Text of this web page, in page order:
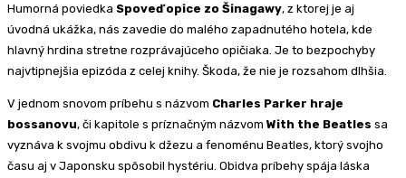
Humorná poviedka Spoveď opice zo Šinagawy, z ktorej je aj
úvodná ukážka, nás zavedie do malého zapadnutého hotela, kde
hlavný hrdina stretne rozprávajúceho opičiaka. Je to bezpochyby
najvtipnejšia epizóda z celej knihy. Škoda, že nie je rozsahom dlhšia.
V jednom snovom príbehu s názvom Charles Parker hraje
bossanovu, či kapitole s príznačným názvom With the Beatles sa
vyznáva k svojmu obdivu k džezu a fenoménu Beatles, ktorý svojho
času aj v Japonsku spôsobil hystériu. Obidva príbehy spája láska